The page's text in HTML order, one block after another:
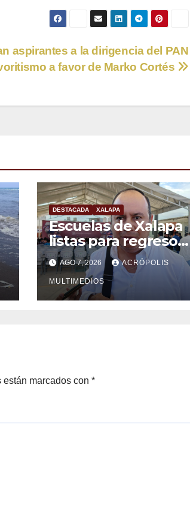
aspirantes a la dirigencia del PAN
a favor de Marko Cortés
DESTACADA XALAPA
Escuelas de Xalapa
listas para regreso a
clases
AGO 7, 2026 ACRÓPOLIS
MULTIMEDIOS
están marcados con *